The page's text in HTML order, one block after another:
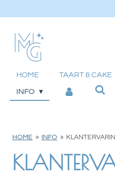
direct
hoofdinhoud
HOME TAART & CAKE
INFO
HOME » INFO »